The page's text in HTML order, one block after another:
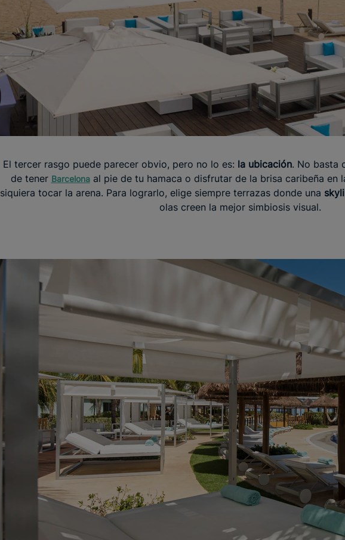
El tercer rasgo puede parecer obvio, pero no lo es: la ubicación. No basta
de tener Barcelonaal pie de tu hamaca o disfrutar de la brisa caribeña en
siquiera tocar la arena. Para lograrlo, elige siempre terrazas donde una
olas creen la mejor simbiosis visual.